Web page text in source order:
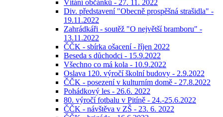
Vítání občánků - 27. 11. 2022
Div. představení "Obecně prospěšná strašidla" -
19.11.2022
Zahrádkáři - soutěž "O největší bramboru" -
13.11.2022
ČČK - sbírka ošacení - říjen 2022
Beseda s důchodci - 15.9.2022
Všechno co má kola - 10.9.2022
Oslava 120. výročí školní budovy - 2.9.2022
ČČK - posezení v kulturním domě - 27.8.2022
Pohádkový les - 26.6. 2022
80. výročí fotbalu v Pitíně - 24.-25.6.2022
ČČK - návštěva v ZŠ - 23. 6. 2022